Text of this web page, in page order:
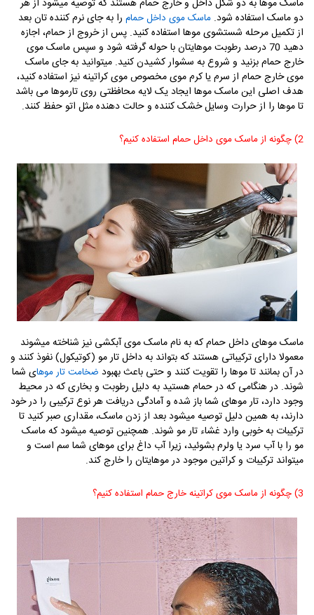
ماسک موها به دو شکل داخل و خارج حمام هستند که توصیه میشود از هر
دو ماسک استفاده شود. ماسک موی داخل حمام را به جای نرم کننده تان بعد
از تکمیل مرحله شستشوی موها استفاده کنید. پس از خروج از حمام، اجازه
دهید 70 درصد رطوبت موهایتان با حوله گرفته شود و سپس ماسک موی
خارج حمام بزنید و شروع به سشوار کشیدن کنید. میتوانید به جای ماسک
موی خارج حمام از سرم یا کرم موی مخصوص موی کراتینه نیز استفاده کنید،
هدف اصلی این ماسک موها ایجاد یک لایه محافظتی روی تارموها می باشد
تا موها را از حرارت وسایل خشک کننده و حالت دهنده مثل اتو حفظ کنند.
2) چگونه از ماسک موی داخل حمام استفاده کنیم؟
ماسک موهای داخل حمام که به نام ماسک موی آبکشی نیز شناخته میشوند
معمولا دارای ترکیباتی هستند که بتواند به داخل تار مو (کوتیکول) نفوذ کنند و
در آن بمانند تا موها را تقویت کنند و حتی باعث بهبود ضخامت تار موهای شما
شوند. در هنگامی که در حمام هستید به دلیل رطوبت و بخاری که در محیط
وجود دارد، تار موهای شما باز شده و آمادگی دریافت هر نوع ترکیبی را در خود
دارند، به همین دلیل توصیه میشود بعد از زدن ماسک، مقداری صبر کنید تا
ترکیبات به خوبی وارد غشاء تار مو شوند. همچنین توصیه میشود که ماسک
مو را با آب سرد یا ولرم بشوئید، زیرا آب داغ برای موهای شما سم است و
میتواند ترکیبات و کراتین موجود در موهایتان را خارج کند.
3) چگونه از ماسک موی کراتینه خارج حمام استفاده کنیم؟